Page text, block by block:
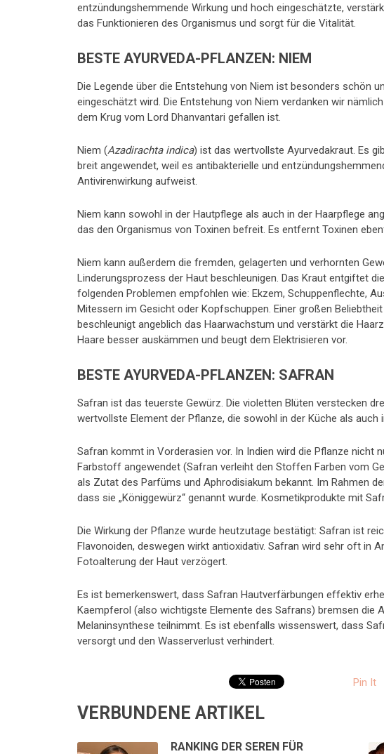
entzündungshemmende Wirkung und hoch eingeschätzte,
das Funktionieren des Organismus und sorgt für die Vitalität.
BESTE AYURVEDA-PFLANZEN: NIEM
Die Legende über die Entstehung von Niem ist besonders schön
eingeschätzt wird. Die Entstehung von Niem verdanken wir
dem Krug vom Lord Dhanvantari gefallen ist.
Niem (Azadirachta indica) ist das wertvollste Ayurvedakraut. Es
breit angewendet, weil es antibakterielle und
Antivirenwirkung aufweist.
Niem kann sowohl in der Hautpflege als auch in der Haarpflege
das den Organismus von Toxinen befreit. Es entfernt Toxinen
Niem kann außerdem die fremden, gelagerten und verhornten
Linderungsprozess der Haut beschleunigen. Das Kraut entgiftet
folgenden Problemen empfohlen wie: Ekzem, Schuppenflechte,
Mitessern im Gesicht oder Kopfschuppen. Einer großen
beschleunigt angeblich das Haarwachstum und verstärkt die
Haare besser auskämmen und beugt dem Elektrisieren vor.
BESTE AYURVEDA-PFLANZEN: SAFRAN
Safran ist das teuerste Gewürz. Die violetten Blüten verstecken
wertvollste Element der Pflanze, die sowohl in der Küche als
Safran kommt in Vorderasien vor. In Indien wird die Pflanze nicht
Farbstoff angewendet (Safran verleiht den Stoffen Farben vom
als Zutat des Parfüms und Aphrodisiakum bekannt. Im Rahmen
dass sie „Königgewürz“ genannt wurde. Kosmetikprodukte mit
Die Wirkung der Pflanze wurde heutzutage bestätigt: Safran ist
Flavonoiden, deswegen wirkt antioxidativ. Safran wird sehr oft in
Fotoalterung der Haut verzögert.
Es ist bemerkenswert, dass Safran Hautverfärbungen effektiv
Kaempferol (also wichtigste Elemente des Safrans) bremsen die
Melaninsynthese teilnimmt. Es ist ebenfalls wissenswert, dass
versorgt und den Wasserverlust verhindert.
Pin It
VERBUNDENE ARTIKEL
RANKING DER SEREN FÜR